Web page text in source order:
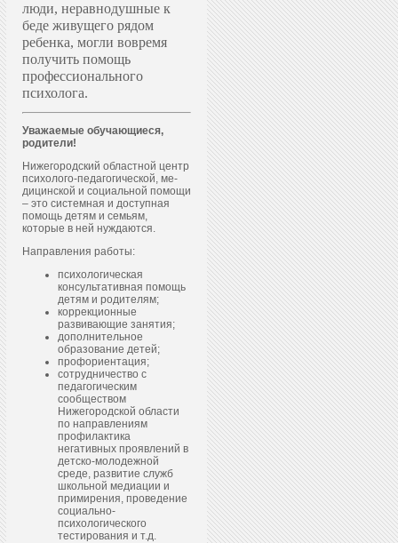
люди, неравнодушные к
беде живущего рядом
ребенка, могли вовремя
получить помощь
профессионального
психолога.
Уважаемые обучающиеся,
родители!
Нижегородский областной центр
пси­холо­го-пе­даго­гичес­кой, ме­
дицин­ской и со­ци­аль­ной по­мощи
– это системная и доступная
помощь детям и семьям,
которые в ней нуждаются.
Направления работы:
психологическая
консультативная помощь
детям и родителям;
коррекционные
развивающие занятия;
дополнительное
образование детей;
профориентация;
сотрудничество с
педагогическим
сообществом
Нижегородской области
по направлениям
профилактика
негативных проявлений в
детско-молодежной
среде, развитие служб
школьной медиации и
примирения, проведение
социально-
психологического
тестирования и т.д.